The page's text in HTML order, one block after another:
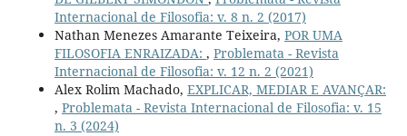
Internacional de Filosofia: v. 8 n. 2 (2017)
Nathan Menezes Amarante Teixeira, POR UMA
FILOSOFIA ENRAIZADA: , Problemata - Revista
Internacional de Filosofia: v. 12 n. 2 (2021)
Alex Rolim Machado, EXPLICAR, MEDIAR E AVANÇAR:
, Problemata - Revista Internacional de Filosofia: v. 15
n. 3 (2024)